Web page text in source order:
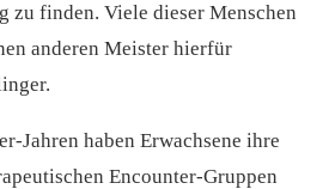
zu finden. Viele dieser Menschen
anderen Meister hierfür
Jahren haben Erwachsene ihre
Encounter-Gruppen